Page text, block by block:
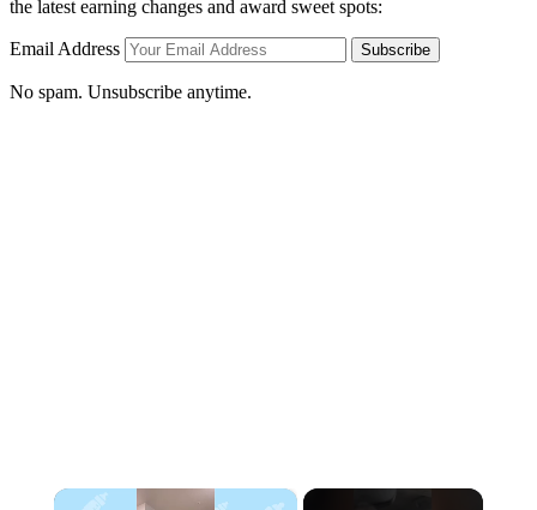
the latest earning changes and award sweet spots:
Email Address Subscribe
No spam. Unsubscribe anytime.
×